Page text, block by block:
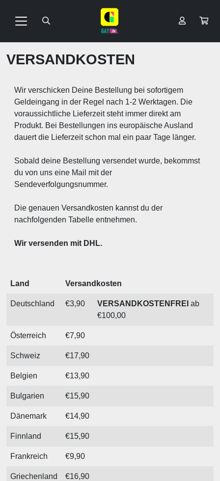
VERSANDKOSTEN
Wir verschicken Deine Bestellung bei sofortigem
Geldeingang in der Regel nach 1-2 Werktagen. Die
voraussichtliche Lieferzeit steht immer direkt am
Produkt. Bei Bestellungen ins europäische Ausland
dauert die Lieferzeit schon mal ein paar Tage länger.
Sobald deine Bestellung versendet wurde, bekommst
du von uns eine Mail mit der
Sendeverfolgungsnummer.
Die genauen Versandkosten kannst du der
nachfolgenden Tabelle entnehmen.
Wir versenden mit DHL.
Land Versandkosten
Deutschland €3,90 VERSANDKOSTENFREI ab
€100,00
Österreich €7,90
Schweiz €17,90
Belgien €13,90
Bulgarien €15,90
Dänemark €14,90
Finnland €15,90
Frankreich €9,90
Griechenland €16,90